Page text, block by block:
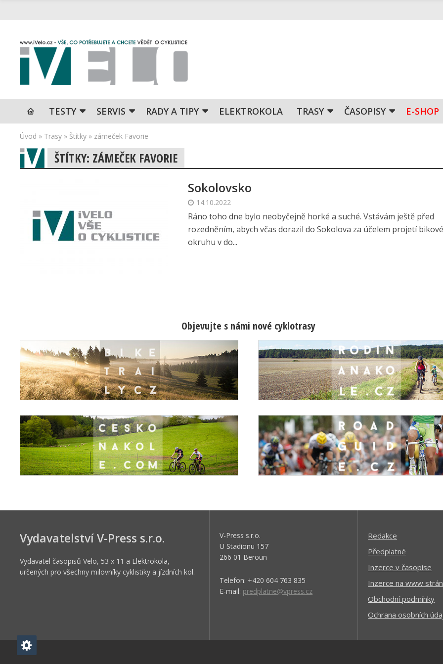
TESTY SERVIS RADY A TIPY ELEKTROKOLA TRASY ČASOPISY E-SHOP
Úvod » Trasy » Štítky » zámeček Favorie
ŠTÍTKY: ZÁMEČEK FAVORIE
Sokolovsko
14.10.2022
Ráno toho dne bylo neobyčejně horké a suché. Vstávám ještě před
rozedněním, abych včas dorazil do Sokolova za účelem projetí
okruhu v do...
Objevujte s námi nové cyklotrasy
Vydavatelství V-Press s.r.o.
Vydavatel časopisů Velo, 53 x 11 a Elektrokola,
určených pro všechny milovníky cyklistiky a jízdních kol.
V-Press s.r.o.
U Stadionu 157
266 01 Beroun
Telefon: +420 604 763 835
E-mail: predplatne@vpress.cz
Redakce
Předplatné
Inzerce v časopise
Inzerce na www
Obchodní podmínky
Ochrana osobních